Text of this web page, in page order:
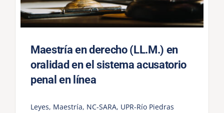
Maestría en derecho (LL.M.) en
oralidad en el sistema acusatorio
penal en línea
Leyes, Maestría, NC-SARA, UPR-Río Piedras